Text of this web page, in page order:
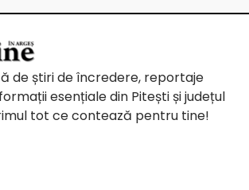
de știri de încredere, reportaje
esențiale din Pitești și județul
tot ce contează pentru tine!